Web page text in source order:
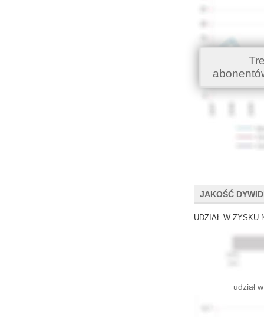
JAKOŚĆ
UDZIAŁ W ZYSKU
udział